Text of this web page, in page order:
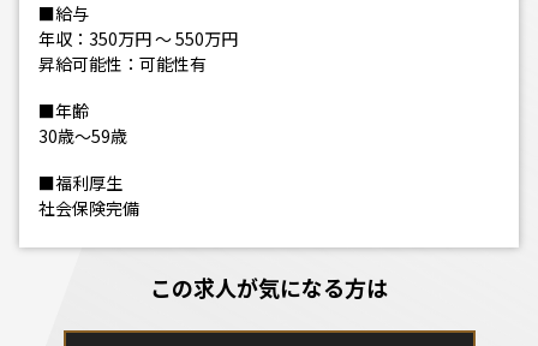
■給与
年収：350万円 ～ 550万円
昇給可能性：可能性有
■年齢
30歳～59歳
■福利厚生
社会保険完備
この求人が気になる方は